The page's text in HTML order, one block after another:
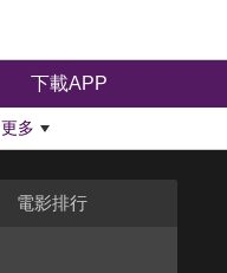
下載APP
更多
電影排行